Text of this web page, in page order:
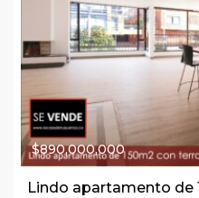
$890,000,000